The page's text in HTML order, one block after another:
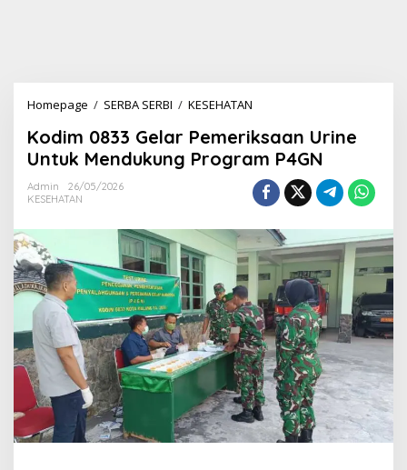
Homepage / SERBA SERBI / KESEHATAN
d
i
m
0
8
3
G
e
a
r
P
e
m
e
r
i
k
s
Kodim 0833 Gelar Pemeriksaan Urine
Untuk Mendukung Program P4GN
Admin
26/05/2026
KESEHATAN